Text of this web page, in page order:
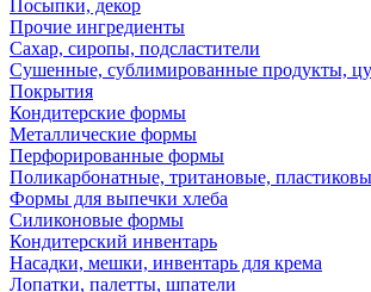
Посыпки, декор
Прочие ингредиенты
Сахар, сиропы, подсластители
Сушенные, сублимированные продукты,
Покрытия
Кондитерские формы
Металлические формы
Перфорированные формы
Поликарбонатные, тритановые,
Формы для выпечки хлеба
Силиконовые формы
Кондитерский инвентарь
Насадки, мешки, инвентарь для крема
Лопатки, палетты, шпатели